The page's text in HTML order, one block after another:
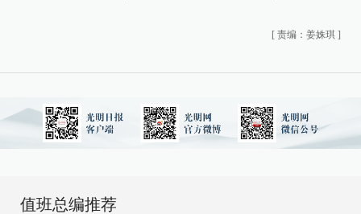
[ 责编：姜姝琪 ]
值班总编推荐